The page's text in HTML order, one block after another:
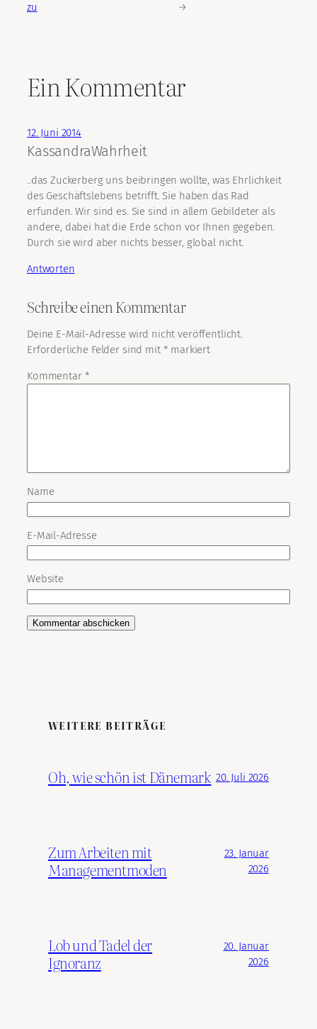
zu
→
Ein Kommentar
12. Juni 2014
KassandraWahrheit
..das Zuckerberg uns beibringen wollte, was Ehrlichkeit
des Geschäftslebens betrifft. Sie haben das Rad
erfunden. Wir sind es. Sie sind in allem Gebildeter als
andere, dabei hat die Erde schon vor Ihnen gegeben.
Durch sie wird aber nichts besser, global nicht.
Antworten
Schreibe einen Kommentar
Deine E-Mail-Adresse wird nicht veröffentlicht.
Erforderliche Felder sind mit * markiert
Kommentar *
Name
E-Mail-Adresse
Website
WEITERE BEITRÄGE
Oh, wie schön ist Dänemark 20. Juli 2026
Zum Arbeiten mit
Managementmoden
23. Januar
2026
Lob und Tadel der
Ignoranz
20. Januar
2026